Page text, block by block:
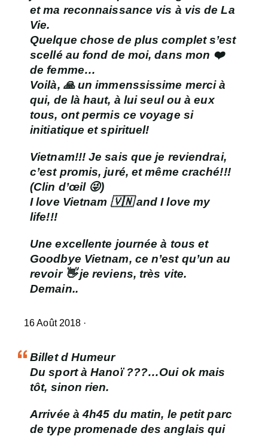
et ma reconnaissance vis à vis de La
Vie.
Quelque chose de plus complet s’est
scellé au fond de moi, dans mon ❤️
de femme…
Voilà, 🙏 un immenssissime merci à
qui, de là haut, à lui seul ou à eux
tous, ont permis ce voyage si
initiatique et spirituel!
Vietnam!!! Je sais que je reviendrai,
c’est promis, juré, et même craché!!!
(Clin d’œil 😜)
I love Vietnam 🇻🇳 and I love my
life!!!
Une excellente journée à tous et
Goodbye Vietnam, ce n’est qu’un au
revoir 👋 je reviens, très vite.
Demain..
16 Août 2018 ·
Billet d Humeur
Du sport à Hanoï ???…Oui ok mais
tôt, sinon rien.
Arrivée à 4h45 du matin, le petit parc
de type promenade des anglais qui